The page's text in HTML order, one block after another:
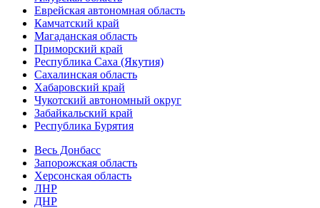
Еврейская автономная область
Камчатский край
Магаданская область
Приморский край
Республика Саха (Якутия)
Сахалинская область
Хабаровский край
Чукотский автономный округ
Забайкальский край
Республика Бурятия
Весь Донбасс
Запорожская область
Херсонская область
ЛНР
ДНР